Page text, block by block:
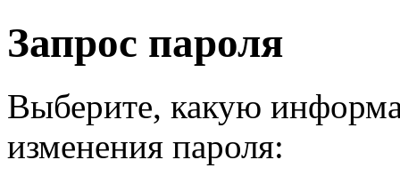
Запрос пароля
Выберите, какую
изменения пароля: